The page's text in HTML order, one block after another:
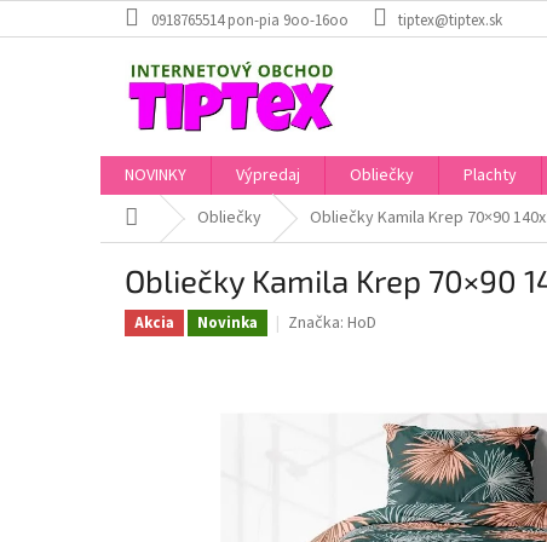
na
0918765514 pon-pia 9oo-16oo tiptex@tiptex.sk
NOVINKY Výpredaj Obliečky Plachty
Domov Obliečky Obliečky Kamila Krep 70×90
Obliečky Kamila Krep 70×90
Akcia Novinka Značka: HoD